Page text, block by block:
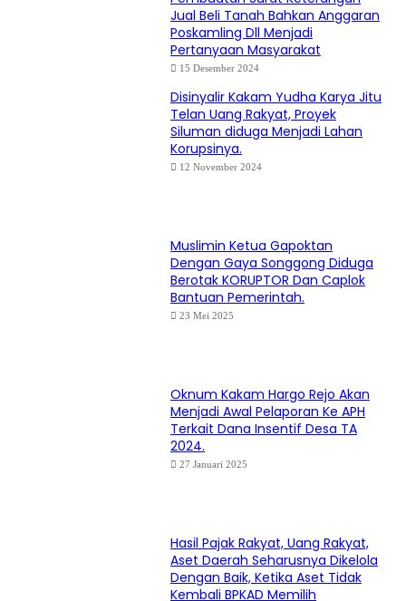
Jual Beli Tanah Bahkan Anggaran
Poskamling Dll Menjadi
Pertanyaan Masyarakat
15 Desember 2024
Disinyalir Kakam Yudha Karya Jitu
Telan Uang Rakyat, Proyek
Siluman diduga Menjadi Lahan
Korupsinya.
12 November 2024
Muslimin Ketua Gapoktan
Dengan Gaya Songgong Diduga
Berotak KORUPTOR Dan Caplok
Bantuan Pemerintah.
23 Mei 2025
Oknum Kakam Hargo Rejo Akan
Menjadi Awal Pelaporan Ke APH
Terkait Dana Insentif Desa TA
2024.
27 Januari 2025
Hasil Pajak Rakyat, Uang Rakyat,
Aset Daerah Seharusnya Dikelola
Dengan Baik, Ketika Aset Tidak
Kembali BPKAD Memilih